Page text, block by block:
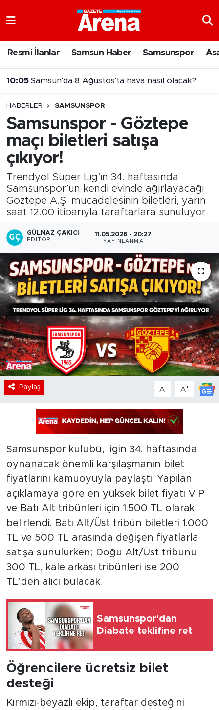
Resmi İlanlar Samsun Haber Samsunspor
10:05 Samsun'da 8 Ağustos'ta hava nasıl olacak?
09:58 gazetearena.com ekibi Mert Irmağı projesini sordu
HABERLER SAMSUNSPOR
Samsunspor - Göztepe
maçı biletleri satışa
çıkıyor!
Trendyol Süper Lig’in 34. haftasında
Samsunspor’un kendi evinde ağırlayacağı
Göztepe A.Ş. mücadelesinin biletleri, yarın
saat 12.00 itibarıyla taraftarlara sunuluyor.
GÜLNAZ ÇAKICI
EDITÖR
11.05.2026 - 20:27
YAYINLANMA
Paylaş A- A+
Samsunspor kulübü, ligin 34. haftasında
oynanacak önemli karşılaşmanın bilet
fiyatlarını kamuoyuyla paylaştı. Yapılan
açıklamaya göre en yüksek bilet fiyatı VIP
ve Batı Alt tribünleri için 1.500 TL olarak
belirlendi. Batı Alt/Üst tribün biletleri 1.000
TL ve 500 TL arasında değişen fiyatlarla
satışa sunulurken; Doğu Alt/Üst tribünü
300 TL, kale arkası tribünleri ise 200
TL’den alıcı bulacak.
Samsunspor'dan
Diabate teklifine ret
Öğrencilere ücretsiz bilet
desteği
Kırmızı-beyazlı ekip, taraftar desteğini
Samsun Namaz Vakitleri
Süper Lig Puan Durumu ve Fikstür
Tüm Manşetler
Son Dakika Haberleri
Haber Arşivi